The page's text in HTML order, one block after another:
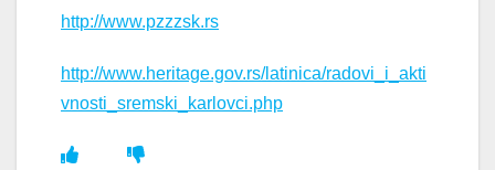
http://www.pzzzsk.rs
http://www.heritage.gov.rs/latinica/radovi_i_akti
vnosti_sremski_karlovci.php